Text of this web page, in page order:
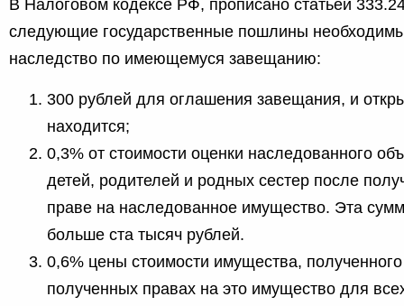
В Налоговом кодексе РФ, прописано статьей
следующие государственные пошлины
наследство по имеющемуся завещанию:
300 рублей для оглашения завещания, и
находится;
0,3% от стоимости оценки наследованного
детей, родителей и родных сестер после
праве на наследованное имущество. Эта
больше ста тысяч рублей.
0,6% цены стоимости имущества,
полученных правах на это имущество для